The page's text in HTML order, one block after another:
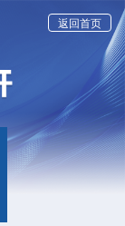
返回首页